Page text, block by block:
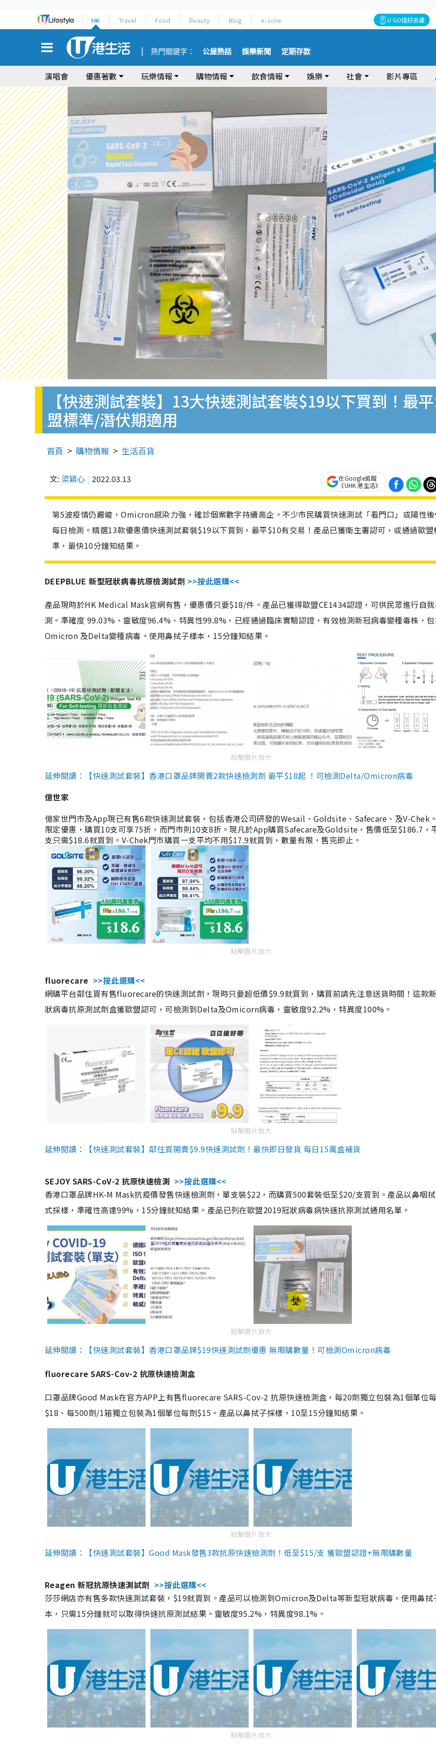
HK Travel Food Beauty Blog e-zone U GO搵好去處
熱門關鍵字： 公屋熱話 娛樂新聞 定期存款
演唱會 優惠著數 玩樂情報 購物情報 飲食情報 娛樂 社會 影片專區
【快速測試套裝】13大快速測試套裝$19以下買到！最
盟標準/潛伏期適用
首頁 購物情報 生活百貨
文: 梁穎心 2022.03.13
在Google追蹤
《UHK 港生活》
第5波疫情仍嚴峻，Omicron感染力強，確診個案數字持續高企。不少市民購買快速測試「看門口」或陽性
每日檢測。精選13款優惠價快速測試套裝$19以下買到，最平$10有交易！產品已獲衛生署認可，或通過歐盟
準，最快10分鐘知結果。
DEEPBLUE 新型冠狀病毒抗原檢測試劑 >>按此選購<<
產品現時於HK Medical Mask官網有售，優惠價只要$18/件。產品已獲得歐盟CE1434認證，可供民眾進行自
測。準確度 99.03%、靈敏度96.4%、特異性99.8%，已經通過臨床實驗認證，有效檢測新冠病毒變種毒株，
Omicron 及Delta變種病毒。使用鼻拭子樣本，15分鐘知結果。
點擊圖片放大
延伸閱讀：【快速測試套裝】香港口罩品牌開賣2款快速檢測劑 最平$18起 ！可檢測Delta/Omicron病毒
億世家
億家世門市及App現已有售6款快速測試套裝，包括香港公司研發的Wesail、Goldsite、Safecare、及V-Chek
限定優惠，購買10支可享75折，而門市則10支8折。現凡於App購買Safecare及Goldsite，售價低至$186.7，
支只需$18.6就買到。V-Chek門市購買一支平均不用$17.9就買到，數量有限，售完即止。
點擊圖片放大
fluorecare >>按此選購<<
網購平台鄰住買有售fluorecare的快速測試劑，現時只要超低價$9.9就買到，購買前請先注意送貨時間！這款
狀病毒抗原測試劑盒獲歐盟認可，可檢測到Delta及Omicorn病毒，靈敏度92.2%，特異度100%。
點擊圖片放大
延伸閱讀：【快速測試套裝】鄰住買開賣$9.9快速測試劑！最快即日發貨 每日15萬盒補貨
SEJOY SARS-CoV-2 抗原快速檢測 >>按此選購<<
香港口罩品牌HK-M Mask抗疫價發售快速檢測劑，單支裝$22，而購買500套裝低至$20/支買到。產品以鼻咽
式採樣，準確性高達99%，15分鐘就知結果。產品已列在歐盟2019冠狀病毒病快速抗原測試通用名單。
點擊圖片放大
延伸閱讀：【快速測試套裝】香港口罩品牌$19快速測試劑優惠 無限購數量！可檢測Omicron病毒
fluorecare SARS-Cov-2 抗原快速檢測盒
口罩品牌Good Mask在官方APP上有售fluorecare SARS-Cov-2 抗原快速檢測盒，每20劑獨立包裝為1個單位
$18、每500劑/1箱獨立包裝為1個單位每劑$15。產品以鼻拭子採樣，10至15分鐘知結果。
點擊圖片放大
延伸閱讀：【快速測試套裝】Good Mask發售3款抗原快速檢測劑！低至$15/支 獲歐盟認證+無限購數量
Reagen 新冠抗原快速測試劑 >>按此選購<<
莎莎網店亦有售多款快速測試套裝，$19就買到。產品可以檢測到Omicron及Delta等新型冠狀病毒，使用鼻拭
本，只需15分鐘就可以取得快速抗原測試結果。靈敏度95.2%，特異度98.1%。
點擊圖片放大